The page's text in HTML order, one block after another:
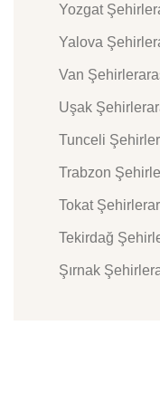
Yozgat
Yalova
Van
Uşak
Tunceli
Trabzon
Tokat
Tekirdağ
Şırnak